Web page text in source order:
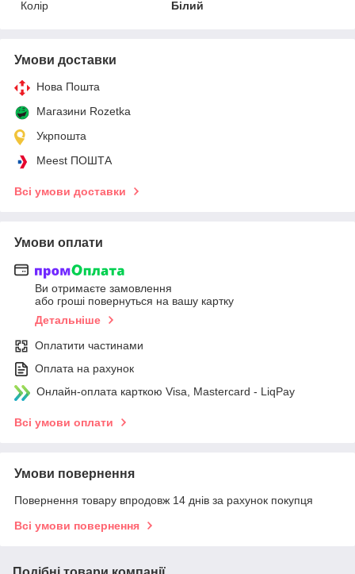
Колір
Білий
Умови доставки
Нова Пошта
Магазини Rozetka
Укрпошта
Meest ПОШТА
Всі умови доставки
Умови оплати
Ви отримаєте замовлення
або гроші повернуться на вашу картку
Детальніше
Оплатити частинами
Оплата на рахунок
Онлайн-оплата карткою Visa, Mastercard - LiqPay
Всі умови оплати
Умови повернення
Повернення товару впродовж 14 днів за рахунок покупця
Всі умови повернення